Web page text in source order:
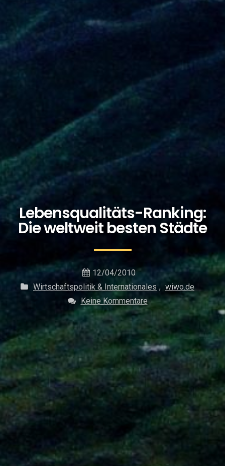
Lebensqualitäts-Ranking:
Die weltweit besten Städte
12/04/2010
Wirtschaftspolitik & Internationales , wiwo.de
Keine Kommentare